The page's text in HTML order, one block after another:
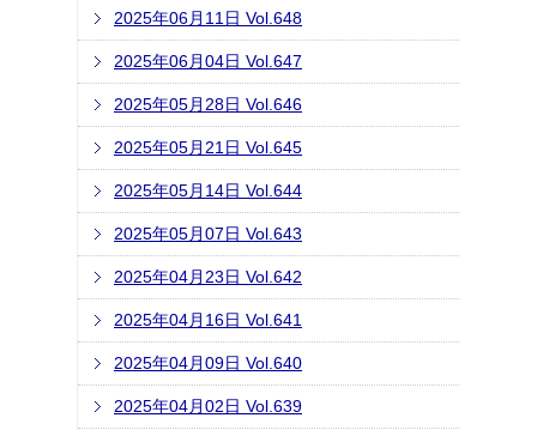
2025年06月11日 Vol.648
2025年06月04日 Vol.647
2025年05月28日 Vol.646
2025年05月21日 Vol.645
2025年05月14日 Vol.644
2025年05月07日 Vol.643
2025年04月23日 Vol.642
2025年04月16日 Vol.641
2025年04月09日 Vol.640
2025年04月02日 Vol.639